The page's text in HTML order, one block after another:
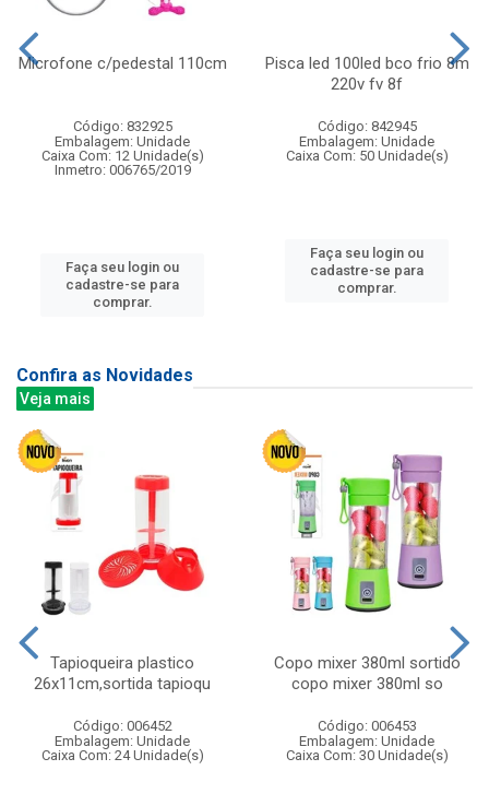
Microfone c/pedestal 110cm
Código: 832925
Embalagem: Unidade
Caixa Com: 12 Unidade(s)
Inmetro: 006765/2019
Faça seu login ou
cadastre-se para
comprar.
Pisca led 100led bco frio 8m
220v fv 8f
Código: 842945
Embalagem: Unidade
Caixa Com: 50 Unidade(s)
Faça seu login ou
cadastre-se para
comprar.
Confira as Novidades
Veja mais
Tapioqueira plastico
26x11cm,sortida tapioqu
Código: 006452
Embalagem: Unidade
Caixa Com: 24 Unidade(s)
Copo mixer 380ml sortido
copo mixer 380ml so
Código: 006453
Embalagem: Unidade
Caixa Com: 30 Unidade(s)